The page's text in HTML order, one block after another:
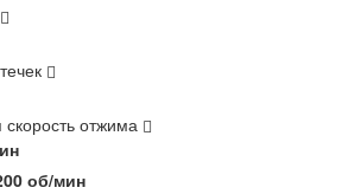
отжима
об/мин